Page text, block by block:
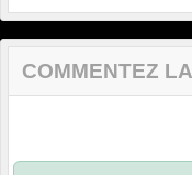
COMMENTEZ